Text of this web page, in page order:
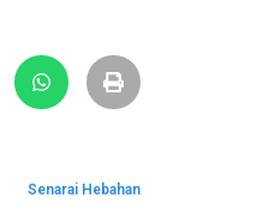
Senarai Hebahan